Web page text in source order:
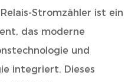
Stromzähler ist ein
das moderne
und
integriert. Dieses